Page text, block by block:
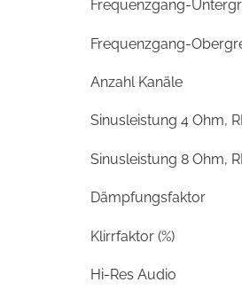
Frequenzgang-
Frequenzgang-
Anzahl Kanäle
Sinusleistung 4 Ohm,
Sinusleistung 8 Ohm,
Dämpfungsfaktor
Klirrfaktor (%)
Hi-Res Audio